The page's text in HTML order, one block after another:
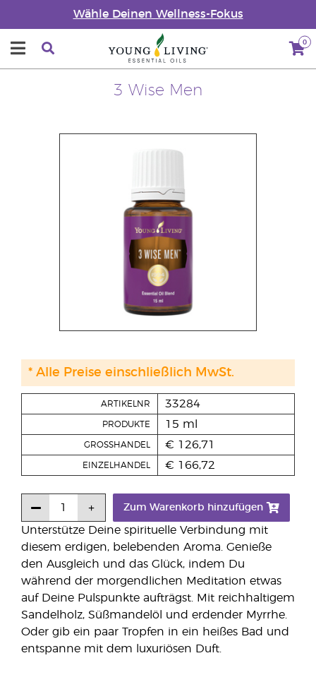
Wähle Deinen Wellness-Fokus
0
3 Wise Men
Unterstütze Deine spirituelle Verbindung mit
diesem erdigen, belebenden Aroma. Genieße
den Ausgleich und das Glück, indem Du
während der morgendlichen Meditation etwas
auf Deine Pulspunkte aufträgst. Mit reichhaltigem
Sandelholz, Süßmandelöl und erdender Myrrhe.
Oder gib ein paar Tropfen in ein heißes Bad und
entspanne mit dem luxuriösen Duft.
ARTIKELNR 33284
PRODUKTE 15 ml
GROSSHANDEL € 126,71
EINZELHANDEL € 166,72
Zum Warenkorb hinzufügen
* Alle Preise einschließlich MwSt.